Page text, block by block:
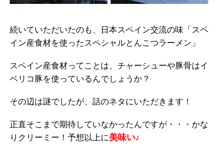
続いていただいたのも、日本スペイン交流の味「スペ
イン産食材を使ったスペシャルとんこつラーメン」
スペイン産食材ってことは、チャーシューや豚骨はイ
ベリコ豚を使っているんでしょうか？
その辺は謎でしたが、話のネタにいただきます！
正直そこまで期待していなかったんですが・・・かな
りクリーミー！予想以上に美味い♪